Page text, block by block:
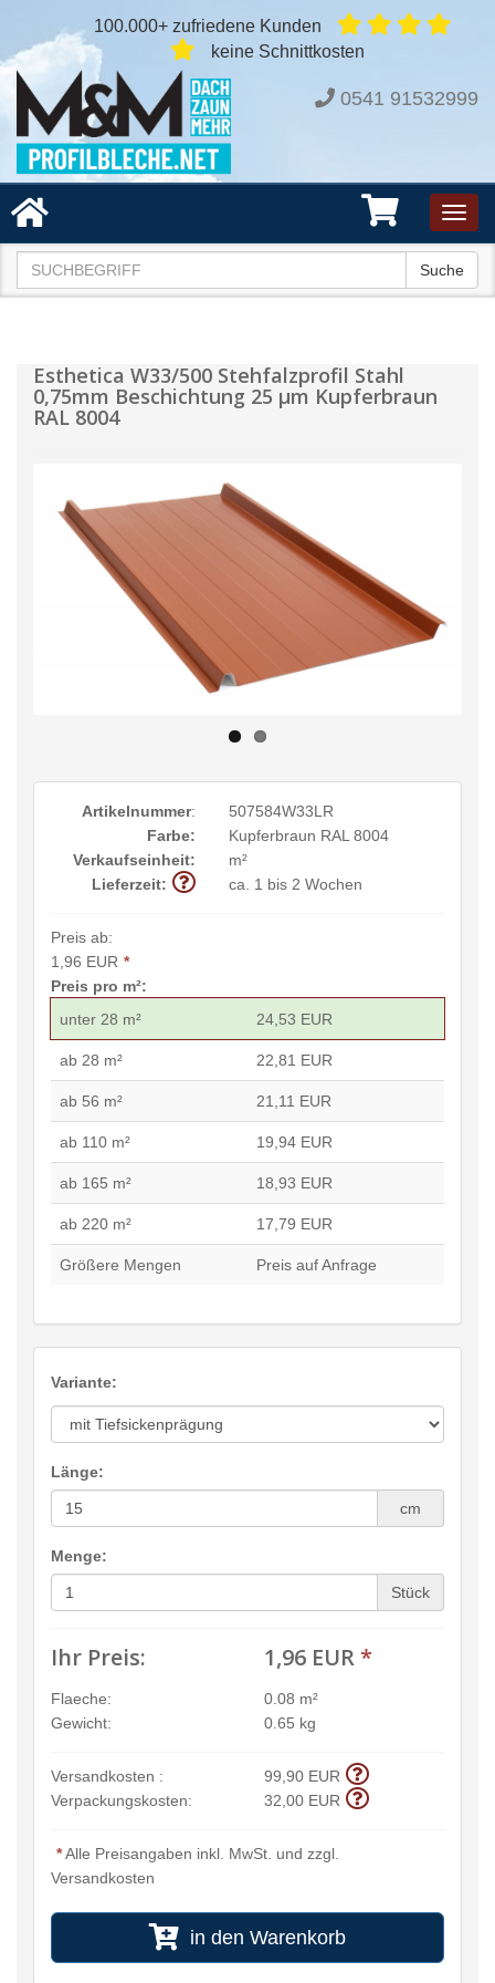
100.000+ zufriedene Kunden
keine Schnittkosten
0541 91532999
Suche
Esthetica W33/500 Stehfalzprofil Stahl
0,75mm Beschichtung 25 µm Kupferbraun
RAL 8004
Artikelnummer:
507584W33LR
Farbe:
Kupferbraun RAL 8004
Verkaufseinheit:
m²
Lieferzeit:
ca. 1 bis 2 Wochen
Preis ab:
1,96 EUR *
Preis pro m²:
unter 28 m²
24,53 EUR
ab 28 m² 22,81 EUR
ab 56 m² 21,11 EUR
ab 110 m² 19,94 EUR
ab 165 m² 18,93 EUR
ab 220 m² 17,79 EUR
Größere Mengen Preis auf Anfrage
Variante:
Länge:
cm
Menge:
Stück
Ihr Preis: 1,96 EUR*
Flaeche:
0.08 m²
Gewicht:
0.65 kg
Versandkosten :
99,90 EUR
Verpackungskosten:
32,00 EUR
*Alle Preisangaben inkl. MwSt. und zzgl.
Versandkosten
in den Warenkorb